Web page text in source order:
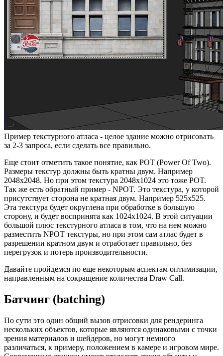
Пример текстурного атласа - целое здание можно отрисовать
за 2-3 запроса, если сделать все правильно.
Еще стоит отметить такое понятие, как POT (Power Of Two).
Размеры текстур должны быть кратны двум. Например
2048х2048. Но при этом текстура 2048х1024 это тоже POT.
Так же есть обратный пример - NPOT. Это текстура, у которой
присутствует сторона не кратная двум. Например 525х525.
Эта текстура будет округлена при обработке в большую
сторону, и будет воспринята как 1024х1024. В этой ситуации
большой плюс текстурного атласа в том, что на нем можно
разместить NPOT текстуры, но при этом сам атлас будет в
разрешении кратном двум и отработает правильно, без
перегрузок и потерь производительности.
Давайте пройдемся по еще некоторым аспектам оптимизации,
направленным на сокращение количества Draw Call.
Батчинг (batching)
По сути это один общий вызов отрисовки для рендеринга
нескольких объектов, которые являются одинаковыми с точки
зрения материалов и шейдеров, но могут немного
различаться, к примеру, положением в камере и игровом мире.